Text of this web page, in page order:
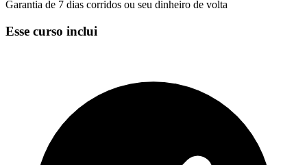
Garantia de 7 dias corridos ou seu dinheiro de volta
Esse curso inclui